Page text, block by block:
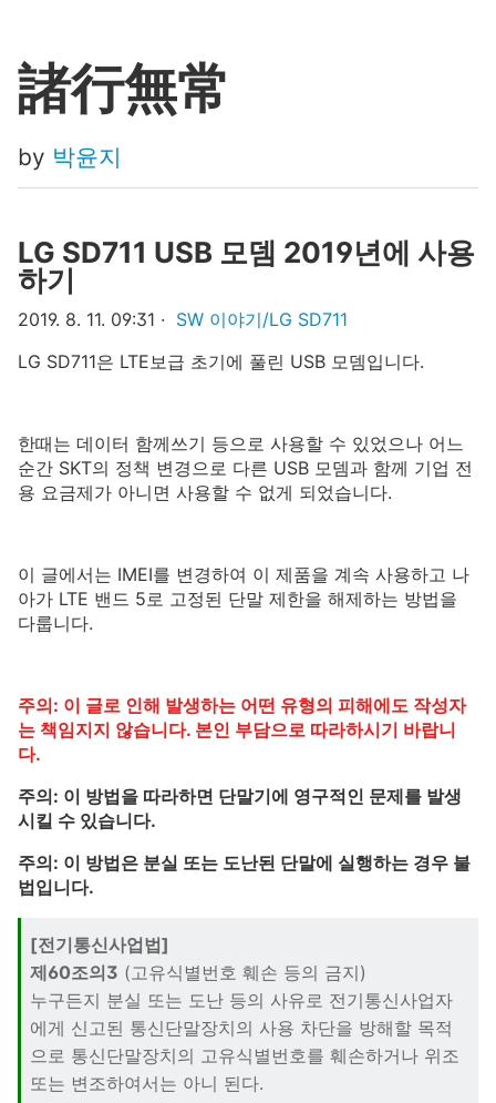
諸行無常
by 박윤지‍
LG SD711 USB 모뎀 2019년에 사용
하기
2019. 8. 11. 09:31
SW 이야기/LG SD711
LG SD711은 LTE보급 초기에 풀린 USB 모뎀입니다.
한때는 데이터 함께쓰기 등으로 사용할 수 있었으나 어느
순간 SKT의 정책 변경으로 다른 USB 모뎀과 함께 기업 전
용 요금제가 아니면 사용할 수 없게 되었습니다.
이 글에서는 IMEI를 변경하여 이 제품을 계속 사용하고 나
아가 LTE 밴드 5로 고정된 단말 제한을 해제하는 방법을
다룹니다.
주의: 이 글로 인해 발생하는 어떤 유형의 피해에도 작성자
는 책임지지 않습니다. 본인 부담으로 따라하시기 바랍니
다.
주의: 이 방법을 따라하면 단말기에 영구적인 문제를 발생
시킬 수 있습니다.
주의: 이 방법은 분실 또는 도난된 단말에 실행하는 경우 불
법입니다.
[전기통신사업법]
제60조의3 (고유식별번호 훼손 등의 금지)
누구든지 분실 또는 도난 등의 사유로 전기통신사업자
에게 신고된 통신단말장치의 사용 차단을 방해할 목적
으로 통신단말장치의 고유식별번호를 훼손하거나 위조
또는 변조하여서는 아니 된다.